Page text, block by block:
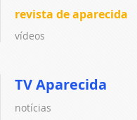
revista de aparecida
vídeos
TV Aparecida
notícias